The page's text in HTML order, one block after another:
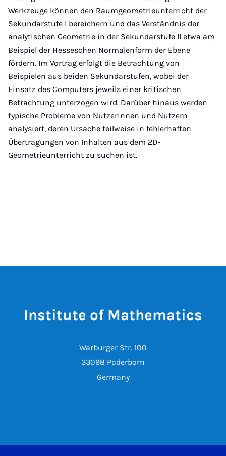
Werkzeuge können den Raumgeometrieunterricht der
Sekundarstufe I bereichern und das Verständnis der
analytischen Geometrie in der Sekundarstufe II etwa am
Beispiel der Hesseschen Normalenform der Ebene
fördern. Im Vortrag erfolgt die Betrachtung von
Beispielen aus beiden Sekundarstufen, wobei der
Einsatz des Computers jeweils einer kritischen
Betrachtung unterzogen wird. Darüber hinaus werden
typische Probleme von Nutzerinnen und Nutzern
analysiert, deren Ursache teilweise in fehlerhaften
Übertragungen von Inhalten aus dem 2D-
Geometrieunterricht zu suchen ist.
Institute of Mathematics
Warburger Str. 100
33098 Paderborn
Germany